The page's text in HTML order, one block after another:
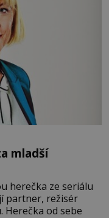
mladší
herečka ze seriálu
partner, režisér